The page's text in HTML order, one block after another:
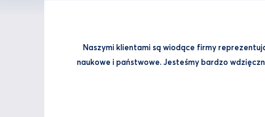
Naszymi klientami są wiodące firmy
naukowe i państwowe. Jesteśmy bardzo